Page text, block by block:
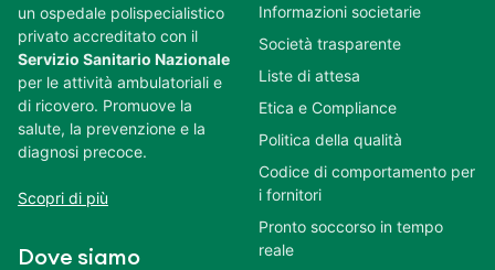
un ospedale polispecialistico
privato accreditato con il
Servizio Sanitario Nazionale
per le attività ambulatoriali e
di ricovero. Promuove la
salute, la prevenzione e la
diagnosi precoce.
Scopri di più
Dove siamo
Informazioni societarie
Società trasparente
Liste di attesa
Etica e Compliance
Politica della qualità
Codice di comportamento per
i fornitori
Pronto soccorso in tempo
reale